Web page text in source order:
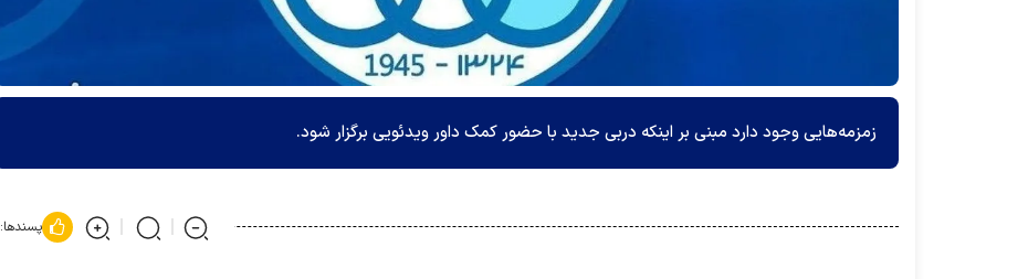
زمزمه‌هایی وجود دارد مبنی بر اینکه دربی جدید با حضور کمک داور ویدئویی برگزار شود.
پسندها: